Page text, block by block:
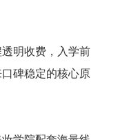
明收费，入学前
碑稳定的核心原